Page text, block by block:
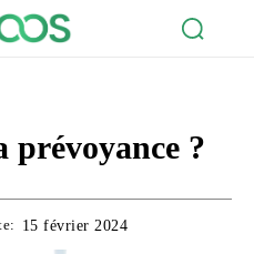
prévoyance ?
15 février 2024